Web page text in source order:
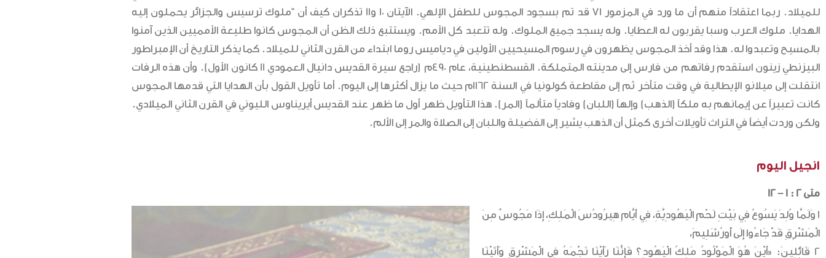
للميلاد. ربما اعتقاداً منهم أن ما ورد في المزمور 71 قد تم بسجود المجوس للطفل الإلهي. الآيتان 10 و11 تذكران كيف أن “ملوك ترسيس والجزائر يحملون إليه
الهدايا. ملوك العرب وسبا يقربون له العطايا. وله يسجد جميع الملوك. وله تتعبد كل الأمم. ويستتبع ذلك الظن أن المجوس كانوا طليعة الأمميين الذين آمنوا
بالمسيح وتعبدوا له. هذا وقد أخذ المجوس يظهرون في رسوم المسيحيين الأولين في دياميس روما ابتداء من القرن الثاني للميلاد. كما يذكر التاريخ أن الإمبراطور
البيزنطي زينون استقدم رفاتهم من فارس إلى مدينته المتملكة. القسطنطينية، عام 490م (راجع سيرة القديس دانيال العمودي 11 كانون الأول). وأن هذه الرفات
انتقلت إلى ميلانو الإيطالية في وقت متأخر ثم إلى مقاطعة كولونيا في السنة 1162م حيث ما يزال أكثرها إلى اليوم. أما تأويل القول بأن الهدايا التي قدمها المجوس
كانت تعبيراً عن إيمانهم به ملكاً (الذهب) وإلهاً (اللبان) وفادياً متألماً (المر). هذا التأويل ظهر أول ما ظهر عند القديس أيريناوس الليوني في القرن الثاني الميلادي.
ولكن وردت أيضاً في التراث تأويلات أخرى كمثل أن الذهب يشير إلى الفضيلة واللبان إلى الصلاة والمر إلى الألم.
انجيل اليوم
متى 2 : 1 – 12
1 وَلَمَّا وُلِدَ يَسُوعُ فِي بَيْتِ لَحْمٍ الْيَهُودِيَّةِ، فِي أَيَّامِ هِيرُودُسَ الْمَلِكِ، إِذَا مَجُوسٌ مِنَ
الْمَشْرِقِ قَدْ جَاءُوا إِلَى أُورُشَلِيمَ،
2 قَائِلِينَ: «أَيْنَ هُوَ الْمَوْلُودُ مَلِكُ الْيَهُودِ؟ فَإِنَّنَا رَأَيْنَا نَجْمَهُ فِي الْمَشْرِقِ وَأَتَيْنَا